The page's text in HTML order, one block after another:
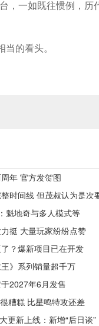
，一如既往惯例，历
的看头。
年 官方发贺图
时间线 但茂叔认为是次
魁地奇与多人模式等
挺 大量玩家纷纷点赞
？爆新项目已在开发
》系列销量超千万
2027年6月发售
糟糕 比星鸣特攻还差
更新上线：新增“后日谈”